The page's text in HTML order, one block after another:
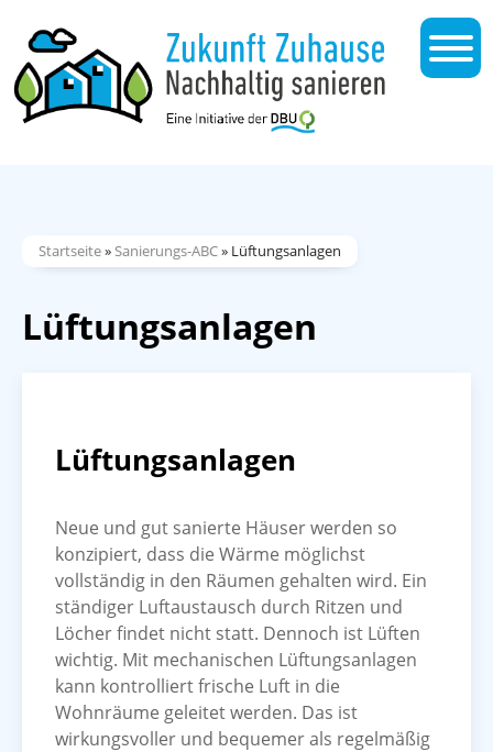
Startseite»Sanierungs-ABC» Lüftungsanlagen
Lüftungsanlagen
Lüftungsanlagen
Neue und gut sanierte Häuser werden so
konzipiert, dass die Wärme möglichst
vollständig in den Räumen gehalten wird. Ein
ständiger Luftaustausch durch Ritzen und
Löcher findet nicht statt. Dennoch ist Lüften
wichtig. Mit mechanischen Lüftungsanlagen
kann kontrolliert frische Luft in die
Wohnräume geleitet werden. Das ist
wirkungsvoller und bequemer als regelmäßig